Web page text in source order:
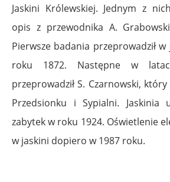
Jaskini Królewskiej. Jednym z
opis z przewodnika A.
Pierwsze badania przeprowadził w
roku 1872. Następne w
przeprowadził S. Czarnowski,
Przedsionku i Sypialni. Jaskinia
zabytek w roku 1924. Oświetlenie
w jaskini dopiero w 1987 roku.